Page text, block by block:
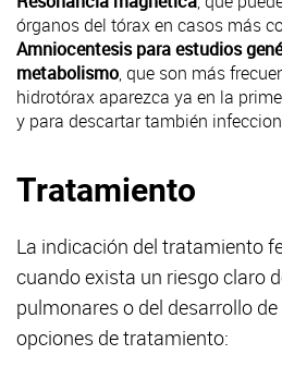
órganos del tórax en casos más
Amniocentesis para estudios
metabolismo, que son más
hidrotórax aparezca ya en la
y para descartar también
Tratamiento
La indicación del tratamiento
cuando exista un riesgo claro
pulmonares o del desarrollo
opciones de tratamiento: